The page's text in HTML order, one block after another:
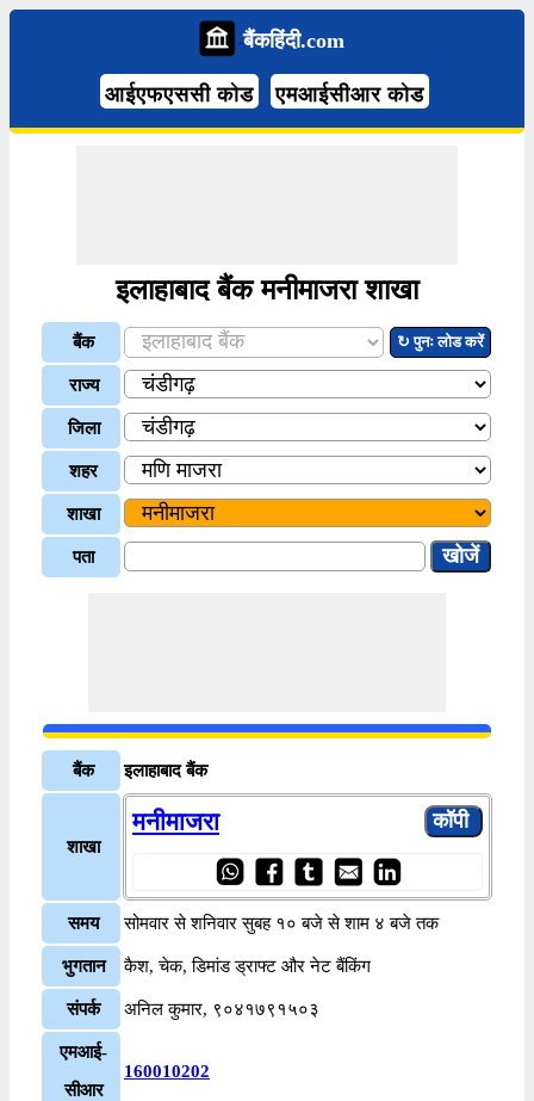
बैंकहिंदी.com
आईएफएससी कोड एमआईसीआर कोड
इलाहाबाद बैंक मनीमाजरा शाखा
बैंक ↻ पुनः लोड करें
राज्य
जिला
शहर
शाखा
पता
बैंक इलाहाबाद बैंक
शाखा
मनीमाजरा
समय सोमवार से शनिवार सुबह १० बजे से शाम ४ बजे तक
भुगतान कैश, चेक, डिमांड ड्राफ्ट और नेट बैंकिंग
संपर्क अनिल कुमार, ९०४१७९१५०३
एमआई-
सीआर
160010202